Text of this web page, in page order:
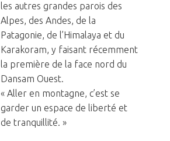
les autres grandes parois des
Alpes, des Andes, de la
Patagonie, de l’Himalaya et du
Karakoram, y faisant récemment
la première de la face nord du
Dansam Ouest.
« Aller en montagne, c’est se
garder un espace de liberté et
de tranquillité. »